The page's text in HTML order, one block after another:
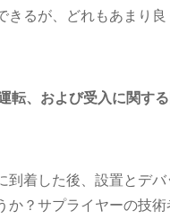
きるが、どれもあまり
転、および受入に関す
到着した後、設置とデ
か？サプライヤーの技